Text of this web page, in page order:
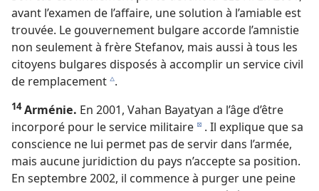
avant l’examen de l’affaire, une solution à l’amiable est
trouvée. Le gouvernement bulgare accorde l’amnistie
non seulement à frère Stefanov, mais aussi à tous les
citoyens bulgares disposés à accomplir un service civil
de remplacementc.
14 Arménie. En 2001, Vahan Bayatyan a l’âge d’être
incorporé pour le service militaire d . Il explique que sa
conscience ne lui permet pas de servir dans l’armée,
mais aucune juridiction du pays n’accepte sa position.
En septembre 2002, il commence à purger une peine